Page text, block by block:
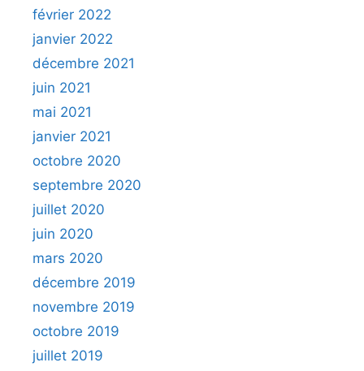
février 2022
janvier 2022
décembre 2021
juin 2021
mai 2021
janvier 2021
octobre 2020
septembre 2020
juillet 2020
juin 2020
mars 2020
décembre 2019
novembre 2019
octobre 2019
juillet 2019